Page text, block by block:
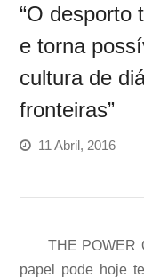
“O desporto
e torna
cultura de
fronteiras”
11 Abril, 2016
THE POWER
papel pode hoje